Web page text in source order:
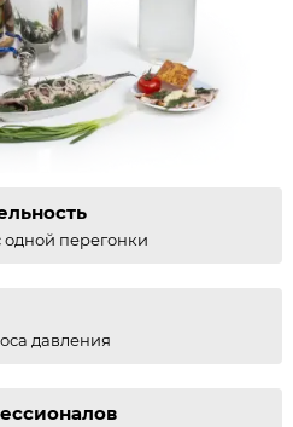
одной перегонки
давления